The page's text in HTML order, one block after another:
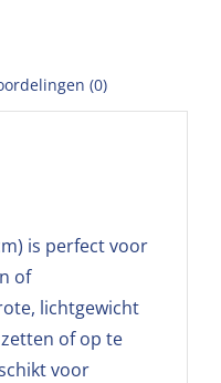
(0)
is perfect voor
of
lichtgewicht
of op te
voor